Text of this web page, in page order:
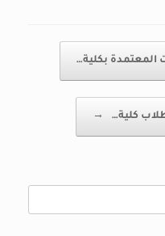
المعتمدة بكلية…
كلية… →